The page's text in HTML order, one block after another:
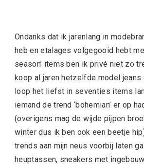
Ondanks dat ik jarenlang in
heb en etalages volgegooid hebt
season’ items ben ik privé niet zo
koop al jaren hetzelfde model jeans
loop het liefst in seventies items
iemand de trend ‘bohemian’ er op
(overigens mag de wijde pijpen
winter dus ik ben ook een beetje
trends aan mijn neus voorbij laten
heuptassen, sneakers met